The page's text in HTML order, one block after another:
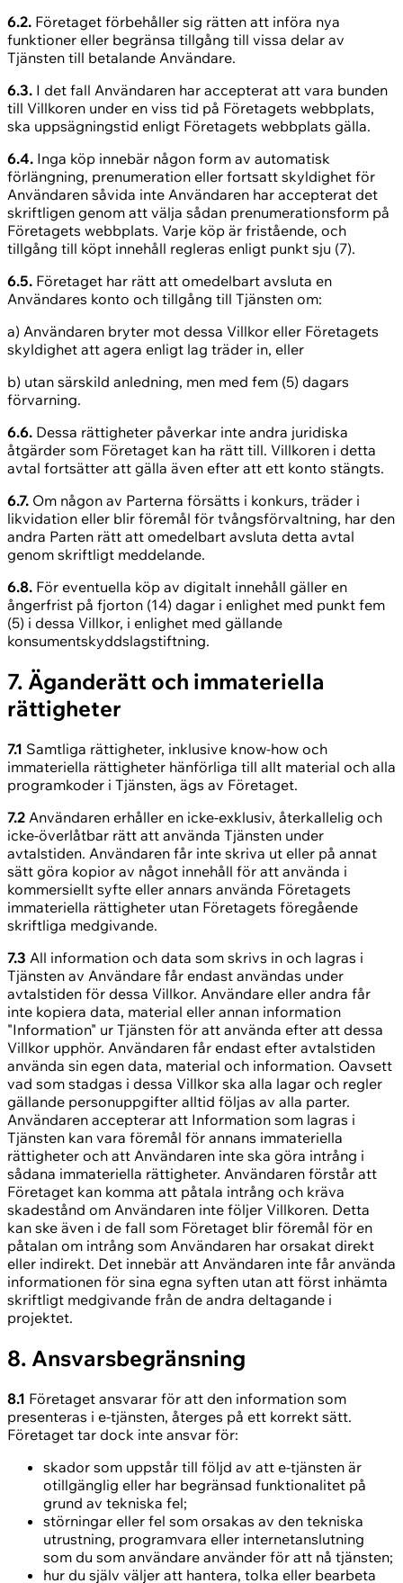
6.2. Företaget förbehåller sig rätten att införa nya
funktioner eller begränsa tillgång till vissa delar av
Tjänsten till betalande Användare.
6.3. I det fall Användaren har accepterat att vara bunden
till Villkoren under en viss tid på Företagets webbplats,
ska uppsägningstid enligt Företagets webbplats gälla.
6.4. Inga köp innebär någon form av automatisk
förlängning, prenumeration eller fortsatt skyldighet för
Användaren såvida inte Användaren har accepterat det
skriftligen genom att välja sådan prenumerationsform på
Företagets webbplats. Varje köp är fristående, och
tillgång till köpt innehåll regleras enligt punkt sju (7).
6.5. Företaget har rätt att omedelbart avsluta en
Användares konto och tillgång till Tjänsten om:
a) Användaren bryter mot dessa Villkor eller Företagets
skyldighet att agera enligt lag träder in, eller
b) utan särskild anledning, men med fem (5) dagars
förvarning.
6.6. Dessa rättigheter påverkar inte andra juridiska
åtgärder som Företaget kan ha rätt till. Villkoren i detta
avtal fortsätter att gälla även efter att ett konto stängts.
6.7. Om någon av Parterna försätts i konkurs, träder i
likvidation eller blir föremål för tvångsförvaltning, har den
andra Parten rätt att omedelbart avsluta detta avtal
genom skriftligt meddelande.
6.8. För eventuella köp av digitalt innehåll gäller en
ångerfrist på fjorton (14) dagar i enlighet med punkt fem
(5) i dessa Villkor, i enlighet med gällande
konsumentskyddslagstiftning.
7. Äganderätt och immateriella
rättigheter
7.1 Samtliga rättigheter, inklusive know-how och
immateriella rättigheter hänförliga till allt material och alla
programkoder i Tjänsten, ägs av Företaget.
7.2 Användaren erhåller en icke-exklusiv, återkallelig och
icke-överlåtbar rätt att använda Tjänsten under
avtalstiden. Användaren får inte skriva ut eller på annat
sätt göra kopior av något innehåll för att använda i
kommersiellt syfte eller annars använda Företagets
immateriella rättigheter utan Företagets föregående
skriftliga medgivande.
7.3 All information och data som skrivs in och lagras i
Tjänsten av Användare får endast användas under
avtalstiden för dessa Villkor. Användare eller andra får
inte kopiera data, material eller annan information
"Information" ur Tjänsten för att använda efter att dessa
Villkor upphör. Användaren får endast efter avtalstiden
använda sin egen data, material och information. Oavsett
vad som stadgas i dessa Villkor ska alla lagar och regler
gällande personuppgifter alltid följas av alla parter.
Användaren accepterar att Information som lagras i
Tjänsten kan vara föremål för annans immateriella
rättigheter och att Användaren inte ska göra intrång i
sådana immateriella rättigheter. Användaren förstår att
Företaget kan komma att påtala intrång och kräva
skadestånd om Användaren inte följer Villkoren. Detta
kan ske även i de fall som Företaget blir föremål för en
påtalan om intrång som Användaren har orsakat direkt
eller indirekt. Det innebär att Användaren inte får använda
informationen för sina egna syften utan att först inhämta
skriftligt medgivande från de andra deltagande i
projektet.
8. Ansvarsbegränsning
8.1 Företaget ansvarar för att den information som
presenteras i e-tjänsten, återges på ett korrekt sätt.
Företaget tar dock inte ansvar för:
skador som uppstår till följd av att e-tjänsten är
otillgänglig eller har begränsad funktionalitet på
grund av tekniska fel;
störningar eller fel som orsakas av den tekniska
utrustning, programvara eller internetanslutning
som du som användare använder för att nå tjänsten;
hur du själv väljer att hantera, tolka eller bearbeta